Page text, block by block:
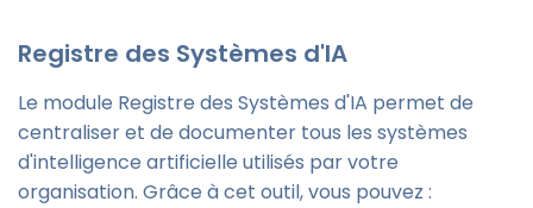
Registre des Systèmes d'IA
Le module Registre des Systèmes d'IA permet de
centraliser et de documenter tous les systèmes
d'intelligence artificielle utilisés par votre
organisation. Grâce à cet outil, vous pouvez :